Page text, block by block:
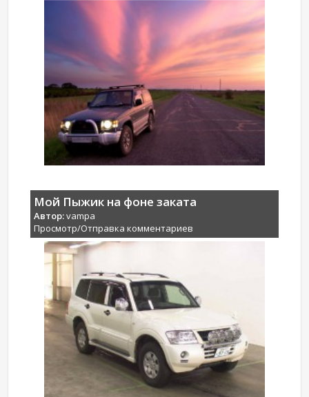
Мой Пыжик на фоне заката
Автор:vampa
Просмотр/Отправка комментариев